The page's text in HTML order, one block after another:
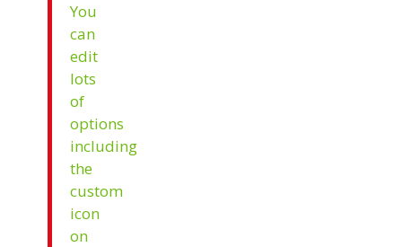
You
can
edit
lots
of
options
including
the
custom
icon
on